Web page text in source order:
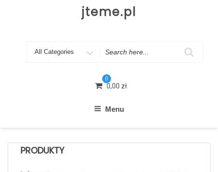
jteme.pl
Search
0
0,00 zł
Menu
PRODUKTY